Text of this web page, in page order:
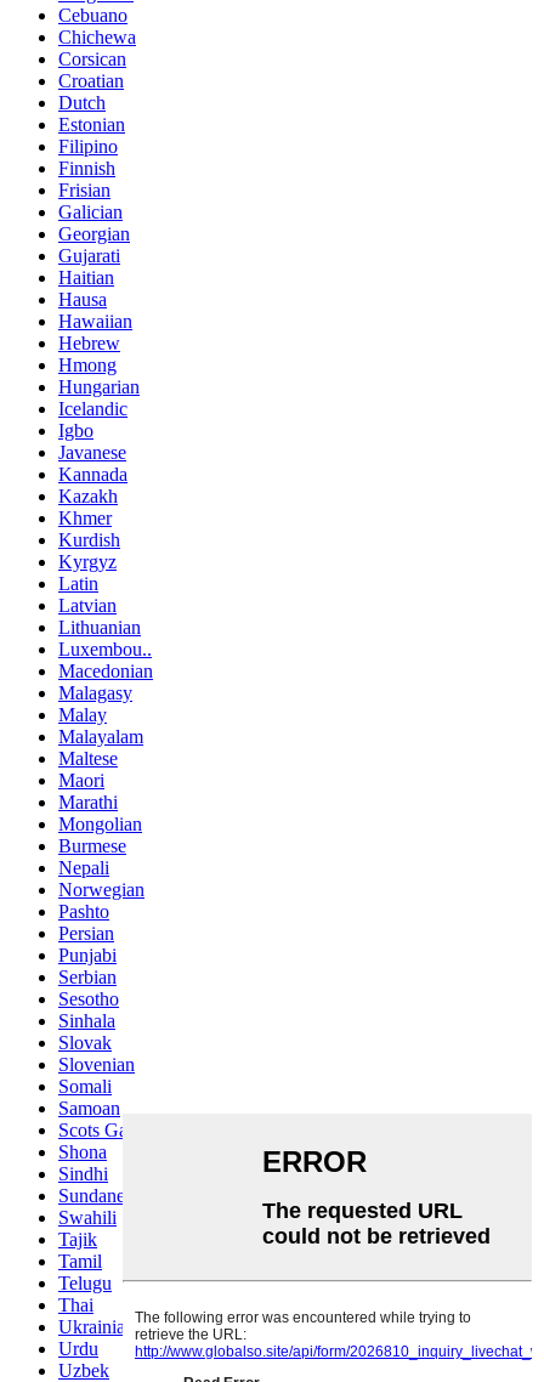
Cebuano
Chichewa
Corsican
Croatian
Dutch
Estonian
Filipino
Finnish
Frisian
Galician
Georgian
Gujarati
Haitian
Hausa
Hawaiian
Hebrew
Hmong
Hungarian
Icelandic
Igbo
Javanese
Kannada
Kazakh
Khmer
Kurdish
Kyrgyz
Latin
Latvian
Lithuanian
Luxembou..
Macedonian
Malagasy
Malay
Malayalam
Maltese
Maori
Marathi
Mongolian
Burmese
Nepali
Norwegian
Pashto
Persian
Punjabi
Serbian
Sesotho
Sinhala
Slovak
Slovenian
Somali
Samoan
Scots Gaelic
Shona
Sindhi
Sundanese
Swahili
Tajik
Tamil
Telugu
Thai
Ukrainian
Urdu
Uzbek